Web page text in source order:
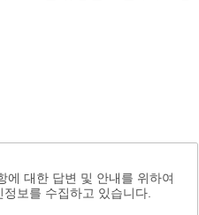
에 대한 답변 및 안내를 위하여
보를 수집하고 있습니다.